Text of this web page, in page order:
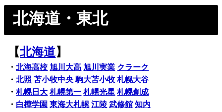
北海道・東北
【北海道】
・北海高校 旭川大高 旭川実業 クラーク
・北照 苫小牧中央 駒大苫小牧 札幌大谷
・札幌日大 札幌第一 札幌光星 札幌創成
・ 白樺学園 東海大札幌 江陵 武修館 知内